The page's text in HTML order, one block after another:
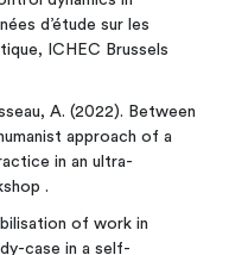
d’étude sur les
ICHEC Brussels
A. (2022). Between
approach of a
in an ultra-
.
of work in
case in a self-